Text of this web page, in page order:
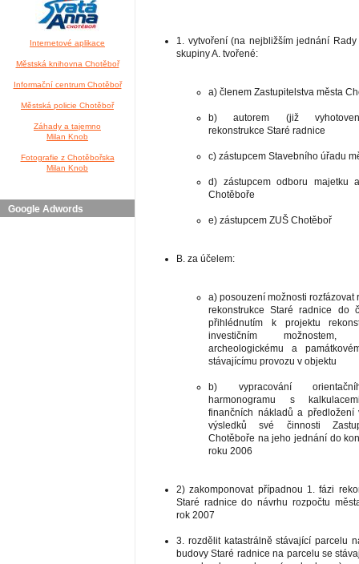
Internetové aplikace
Městská knihovna Chotěboř
Informační centrum Chotěboř
Městská policie Chotěboř
Záhady a tajemno
Milan Knob
Fotografie z Chotěbořska
Milan Knob
Google Adwords
1. vytvoření (na nejbližším jednání
skupiny A. tvořené:
a) členem Zastupitelstva města
b) autorem (již
rekonstrukce Staré radnice
c) zástupcem Stavebního úřadu
d) zástupcem odboru majetku
Chotěboře
e) zástupcem ZUŠ Chotěboř
B. za účelem:
a) posouzení možnosti rozfázovat
rekonstrukce Staré radnice do
přihlédnutím k projektu
investičním možnostem,
archeologickému a
stávajícímu provozu v objektu
b) vypracování
harmonogramu s
finančních nákladů a předložení
výsledků své činnosti
Chotěboře na jeho jednání do
roku 2006
2) zakomponovat případnou 1. fázi
Staré radnice do návrhu rozpočtu
rok 2007
3. rozdělit katastrálně stávající parcelu
budovy Staré radnice na parcelu se